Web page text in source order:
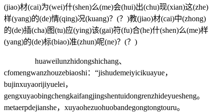
(jiao)材(cai)为(wei)什(shen)么(me)会(hui)出(chu)现(xian)这(zhe)
样(yang)的(de)情(qing)况(kuang)？(？)教(jiao)材(cai)中(zhong)
的(de)插(cha)图(tu)应(ying)该(gai)符(fu)合(he)什(shen)么(me)样
(yang)的(de)标(biao)准(zhun)呢(ne)？(？)
huaweilunzhidongshichang、
cfomengwanzhouzebiaoshi：“jishudemeiyicikuayue，
bujinxuyaorijiyuelei，
gengxuyaobingchengkaifangjingshentuidongrenzhideyuesheng。
metaerpdejianshe，xuyaohezuohuobandegongtongtouru。